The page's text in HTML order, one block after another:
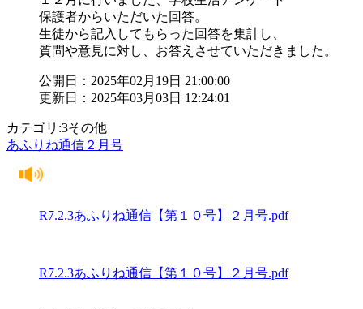
保護者からいただいた回答。
生徒から記入してもらった回答を集計し、
質問や意見に対し、お答えさせていただきました。
公開日：2025年02月19日 21:00:00
更新日：2025年03月03日 12:24:01
カテゴリ:3その他
あふりね通信２月号
R7.2.3あふりね通信【第１０号】２月号.pdf
R7.2.3あふりね通信【第１０号】２月号.pdf